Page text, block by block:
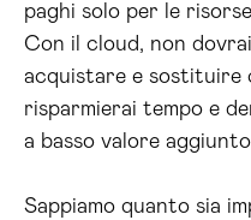
paghi solo per le
Con il cloud, non
acquistare e sostituire
risparmierai tempo e
a basso valore
Sappiamo quanto sia